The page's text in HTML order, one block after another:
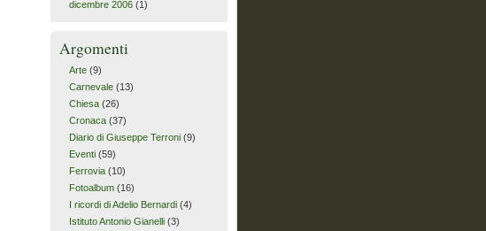
dicembre 2006(1)
Argomenti
Arte(9)
Carnevale(13)
Chiesa(26)
Cronaca(37)
Diario di Giuseppe Terroni(9)
Eventi(59)
Ferrovia(10)
Fotoalbum(16)
I ricordi di Adelio Bernardi(4)
Istituto Antonio Gianelli(3)